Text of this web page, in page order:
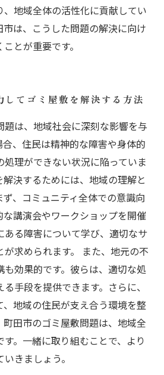
、地域全体の活性化に貢献してい
市は、こうした問題の解決に向け
とが重要です。
してゴミ屋敷を解決する方法
題は、地域社会に深刻な影響を与
、住民は精神的な障害や身体的
理ができない状況に陥っていま
決するためには、地域の理解と
、コミュニティ全体での意識向
講演会やワークショップを開催
ある障害について学び、適切なサ
求められます。 また、地元の不
効果的です。彼らは、適切な処
手段を提供できます。さらに、
、地域の住民が支え合う環境を整
町田市のゴミ屋敷問題は、地域全
。一緒に取り組むことで、より
きましょう。